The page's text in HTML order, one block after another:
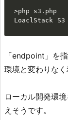
>php s3.php
LoaclStack
「endpoint」を
環境と変わりなく
ローカル開発環
えそうです。